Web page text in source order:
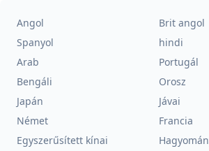
Angol
Brit angol
Spanyol
hindi
Arab
Portugál
Bengáli
Orosz
Japán
Jávai
Német
Francia
Egyszerűsített kínai